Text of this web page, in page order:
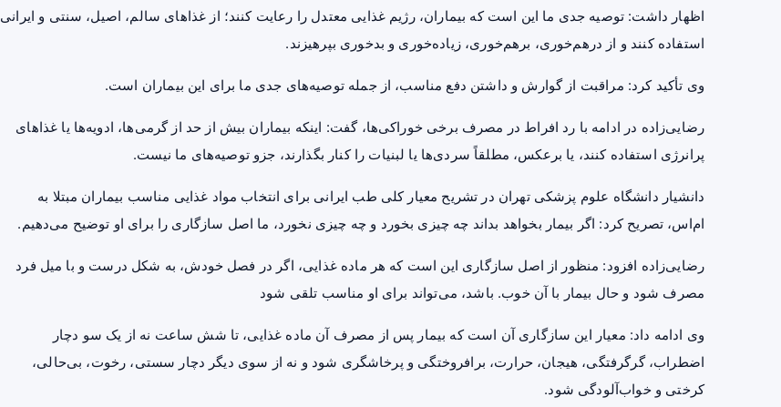
اظهار داشت: توصیه جدی ما این است که بیماران، رژیم غذایی معتدل را رعایت کنند؛ از غذاهای سالم، اصیل، سنتی و ایرانی
استفاده کنند و از درهم‌خوری، برهم‌خوری، زیاده‌خوری و بدخوری بپرهیزند.
وی تأکید کرد: مراقبت از گوارش و داشتن دفع مناسب، از جمله توصیه‌های جدی ما برای این بیماران است.
رضایی‌زاده در ادامه با رد افراط در مصرف برخی خوراکی‌ها، گفت: اینکه بیماران بیش از حد از گرمی‌ها، ادویه‌ها یا غذاهای
پرانرژی استفاده کنند، یا برعکس، مطلقاً سردی‌ها یا لبنیات را کنار بگذارند، جزو توصیه‌های ما نیست.
دانشیار دانشگاه علوم پزشکی تهران در تشریح معیار کلی طب ایرانی برای انتخاب مواد غذایی مناسب بیماران مبتلا به
ام‌اس، تصریح کرد: اگر بیمار بخواهد بداند چه چیزی بخورد و چه چیزی نخورد، ما اصل سازگاری را برای او توضیح می‌دهیم.
رضایی‌زاده افزود: منظور از اصل سازگاری این است که هر ماده غذایی، اگر در فصل خودش، به شکل درست و با میل فرد
مصرف شود و حال بیمار با آن خوب. باشد، می‌تواند برای او مناسب تلقی شود
وی ادامه داد: معیار این سازگاری آن است که بیمار پس از مصرف آن ماده غذایی، تا شش ساعت نه از یک سو دچار
اضطراب، گرگرفتگی، هیجان، حرارت، برافروختگی و پرخاشگری شود و نه از سوی دیگر دچار سستی، رخوت، بی‌حالی،
کرختی و خواب‌آلودگی شود.